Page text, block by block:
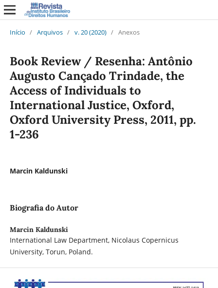
Início / Arquivos / v. 20 (2020) / Anexos
Book Review / Resenha: Antônio
Augusto Cançado Trindade, the
Access of Individuals to
International Justice, Oxford,
Oxford University Press, 2011, pp.
1-236
Marcin Kaldunski
Biografia do Autor
Marcin Kaldunski
International Law Department, Nicolaus Copernicus
University, Torun, Poland.